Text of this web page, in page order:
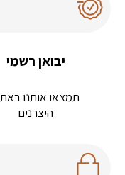
יבואן רשמי
תמצאו אותנו
היצרנים